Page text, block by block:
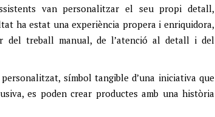
van personalitzar el seu propi detall,
ha estat una experiència propera i enriquidora,
del treball manual, de l’atenció al detall i del
símbol tangible d’una iniciativa que
es poden crear productes amb una història